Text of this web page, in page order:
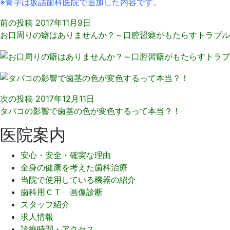
※青字は坂詰歯科医院で追加した内容です。
前の投稿 2017年11月9日
お口周りの癖はありませんか？～口腔習癖がもたらすトラブ
次の投稿 2017年12月11日
タバコの影響で歯茎の色が変色するって本当？！
医院案内
安心・安全・確実な理由
全身の健康を考えた歯科治療
当院で使用している機器の紹介
歯科用ＣＴ 画像診断
スタッフ紹介
求人情報